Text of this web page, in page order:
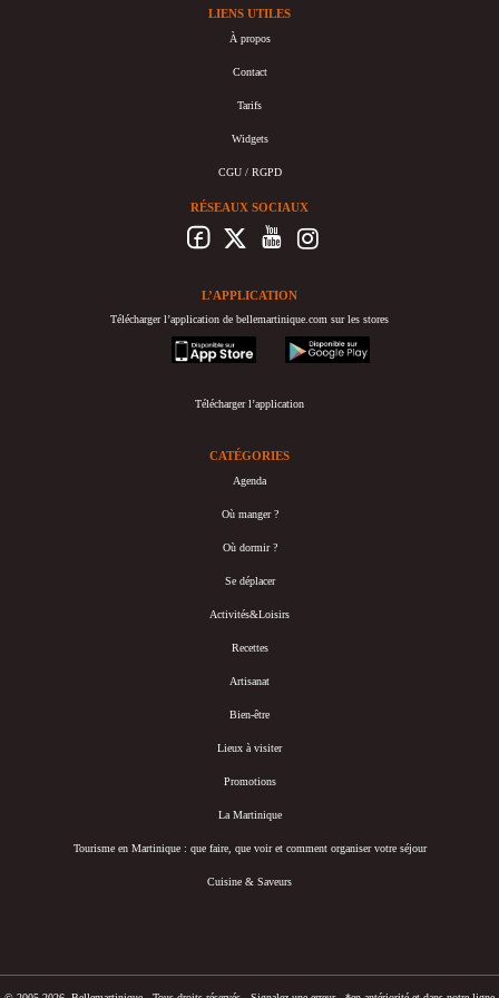
LIENS UTILES
À propos
Contact
Tarifs
Widgets
CGU / RGPD
RÉSEAUX SOCIAUX
L’APPLICATION
Télécharger l’application de bellemartinique.com sur les stores
appstore
googleplay
Télécharger l’application
CATÉGORIES
Agenda
Où manger ?
Où dormir ?
Se déplacer
Activités&Loisirs
Recettes
Artisanat
Bien-être
Lieux à visiter
Promotions
La Martinique
Tourisme en Martinique : que faire, que voir et comment organiser votre séjour
Cuisine & Saveurs